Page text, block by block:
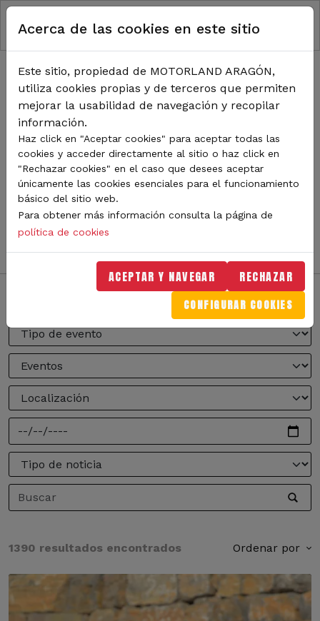
Pasar al contenido principal
RUTA DE NAVEGACIÓN
Inicio Noticias
TODA LA ACTUALIDAD DE
MOTORLAND
Sigue de cerca todas las novedades de MotorLand
Aragón. Aquí encontrarás noticias sobre eventos,
competiciones, pilotos, novedades del circuito y
mucho más. Filtra por categoría o tipo de contenido y
no te pierdas nada del mundo del motor.
1390 resultados encontrados Ordenar por
Acerca de las cookies en este sitio
Este sitio, propiedad de MOTORLAND ARAGÓN,
utiliza cookies propias y de terceros que permiten
mejorar la usabilidad de navegación y recopilar
información.
Haz click en "Aceptar cookies" para aceptar todas las
cookies y acceder directamente al sitio o haz click en
"Rechazar cookies" en el caso que desees aceptar
únicamente las cookies esenciales para el funcionamiento
básico del sitio web.
Para obtener más información consulta la página de
política de cookies
ACEPTAR Y NAVEGAR RECHAZAR
CONFIGURAR COOKIES